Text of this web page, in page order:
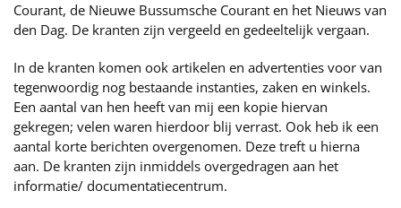
Courant, de Nieuwe Bussumsche Courant en het Nieuws van
den Dag. De kranten zijn vergeeld en gedeeltelijk vergaan.
In de kranten komen ook artikelen en advertenties voor van
tegenwoordig nog bestaande instanties, zaken en winkels.
Een aantal van hen heeft van mij een kopie hiervan
gekregen; velen waren hierdoor blij verrast. Ook heb ik een
aantal korte berichten overgenomen. Deze treft u hierna
aan. De kranten zijn inmiddels overgedragen aan het
informatie/ documentatiecentrum.